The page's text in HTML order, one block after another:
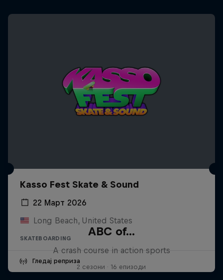
Kasso Fest Skate & Sound
22 Март 2026
Long Beach, United States
SKATEBOARDING
Гледај реприза
ABC of...
A crash course in action sports
2 сезони · 16 епизоди